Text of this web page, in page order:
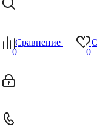
Сравнение
0
0